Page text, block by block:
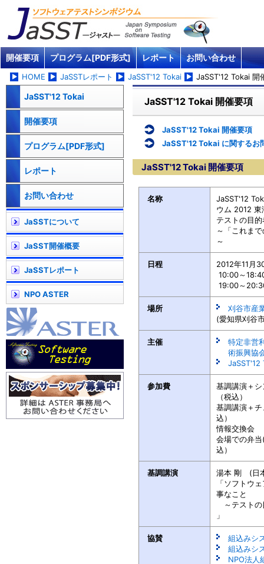
開催要項 プログラム[PDF形式] レポート お問い合わせ
HOME JaSSTレポート JaSST'12 Tokai JaSST'12 Tokai 開
JaSST'12 Tokai 開催要項
JaSST'12 Tokai 開催要項
JaSST'12 Tokai に関するお
JaSST'12 Tokai 開催要項
名称
JaSST'12
ウム 2012 東
テストの目
～「これま
～
日程
2012年11月
10:00～
19:00～
場所
刈谷市産
(愛知県刈谷
主催
特定非営
術振興協
JaSST'12
参加費
基調講演＋
（税込）
基調講演＋
込）
情報交換会
会場での弁
込）
基調講演
湯本 剛 (日
「ソフトウ
事なこと
～テストの
」
協賛
組込みシ
組込みシ
NPO法人
JaSST'12 Tokai
開催要項
プログラム[PDF形式]
レポート
お問い合わせ
JaSSTについて
JaSST開催概要
JaSSTレポート
NPO ASTER